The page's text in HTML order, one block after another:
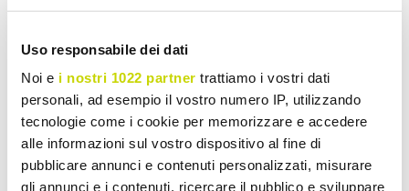
Uso responsabile dei dati
Noi e i nostri 1022 partner trattiamo i vostri dati
personali, ad esempio il vostro numero IP, utilizzando
tecnologie come i cookie per memorizzare e accedere
alle informazioni sul vostro dispositivo al fine di
pubblicare annunci e contenuti personalizzati, misurare
gli annunci e i contenuti, ricercare il pubblico e sviluppare